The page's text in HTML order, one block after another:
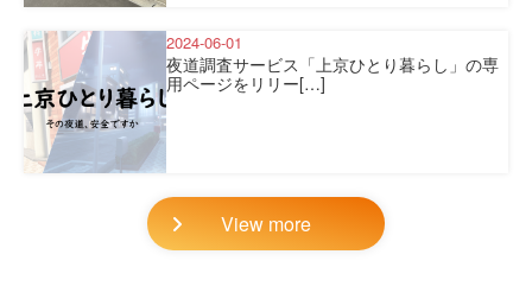
2024-06-01
夜道調査サービス「上京ひとり暮らし」の専
用ページをリリー[…]
View more